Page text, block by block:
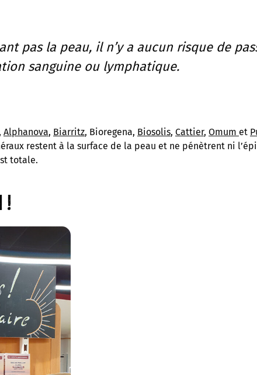
pas la peau, il n’y a aucun risque de
sanguine ou lymphatique.
, Alphanova, Biarritz, Bioregena, Biosolis, Cattier, Omum et
restent à la surface de la peau et ne pénètrent ni
totale.
!